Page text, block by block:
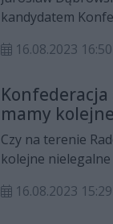
kandydatem
Wśród jego
województwa
utworzenie
siedzibą w
16.08.2023 16:50
mamy
składowisko
mieście
Czy na terenie
kolejne nielegalne
tak, prezentując
16.08.2023 15:29